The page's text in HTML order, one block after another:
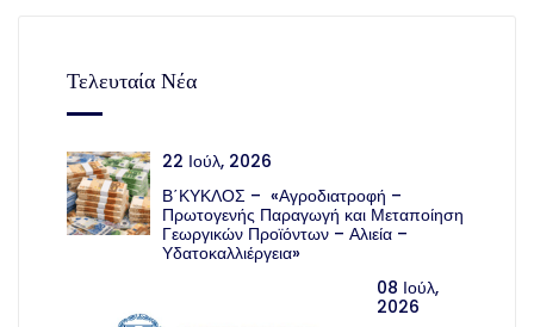
Τελευταία Νέα
22 Ιούλ, 2026
Β΄ΚΥΚΛΟΣ – «Αγροδιατροφή –
Πρωτογενής Παραγωγή και Μεταποίηση
Γεωργικών Προϊόντων – Αλιεία –
Υδατοκαλλιέργεια»
08 Ιούλ,
2026